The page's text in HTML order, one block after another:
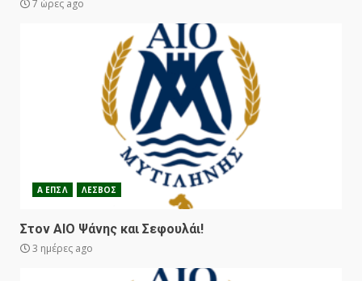
7 ώρες ago
Α ΕΠΣΛ ΛΕΣΒΟΣ
Στον ΑΙΟ Ψάνης και Σεφουλάι!
3 ημέρες ago